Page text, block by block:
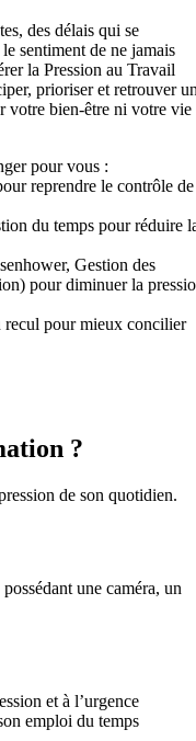
des délais qui se
sentiment de ne jamais
la Pression au Travail
prioriser et retrouver
votre bien-être ni votre vie
pour vous :
reprendre le contrôle de
du temps pour réduire
Gestion des
pour diminuer la
recul pour mieux concilier
?
de son quotidien.
une caméra, un
et à l’urgence
emploi du temps